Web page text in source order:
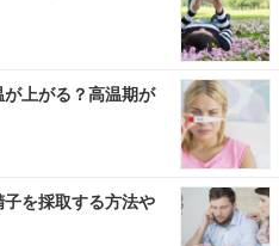
上がる？高温期が
を採取する方法や